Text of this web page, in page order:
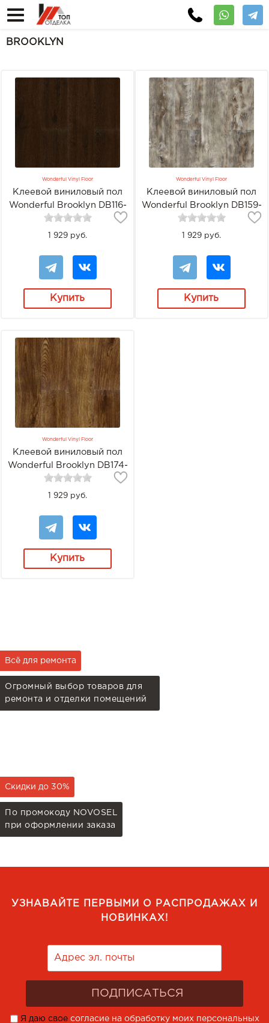
BROOKLYN
Wonderful Vinyl Floor
Клеевой виниловый пол
Wonderful Brooklyn DB116-
11H-20 Корица
1 929 руб.
Купить
Wonderful Vinyl Floor
Клеевой виниловый пол
Wonderful Brooklyn DB159-
2H-20 Сосна Винтаж
1 929 руб.
Купить
Wonderful Vinyl Floor
Клеевой виниловый пол
Wonderful Brooklyn DB174-
4H-20 Орех Антик
1 929 руб.
Купить
Всё для ремонта
Огромный выбор товаров для
ремонта и отделки помещений
Скидки до 30%
По промокоду NOVOSEL
при оформлении заказа
УЗНАВАЙТЕ ПЕРВЫМИ О РАСПРОДАЖАХ И
НОВИНКАХ!
Я даю свое согласие на обработку моих персональных